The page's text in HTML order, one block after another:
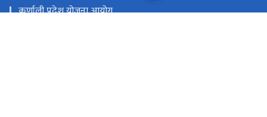
कर्णाली प्रदेश योजना आयोग